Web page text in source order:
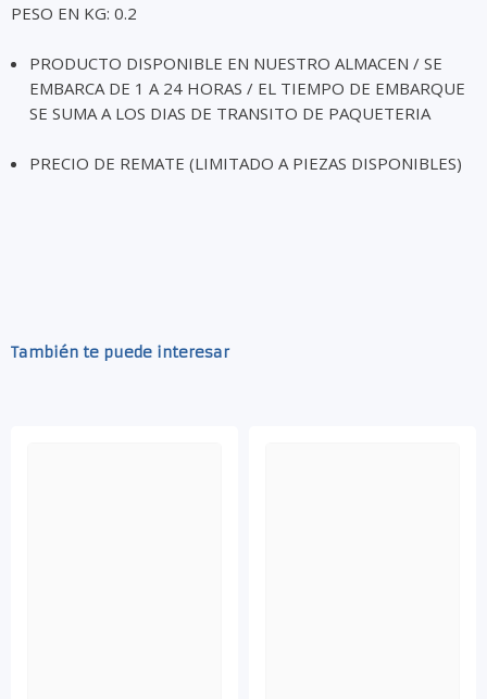
PESO EN KG: 0.2
PRODUCTO DISPONIBLE EN NUESTRO ALMACEN / SE
EMBARCA DE 1 A 24 HORAS / EL TIEMPO DE EMBARQUE
SE SUMA A LOS DIAS DE TRANSITO DE PAQUETERIA
PRECIO DE REMATE (LIMITADO A PIEZAS DISPONIBLES)
También te puede interesar